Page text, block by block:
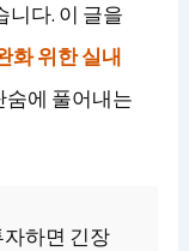
니다. 이 글을
화 위한 실내
숨에 풀어내는
자하면 긴장